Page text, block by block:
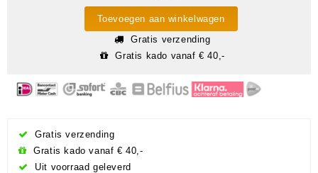
Toevoegen aan winkelwagen
Gratis verzending
Gratis kado vanaf € 40,-
Gratis verzending
Gratis kado vanaf € 40,-
Uit voorraad geleverd